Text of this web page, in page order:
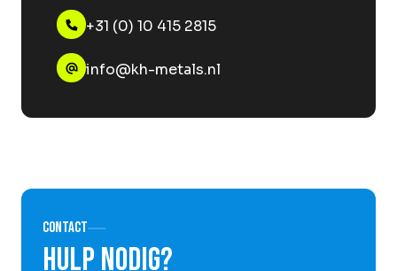
+31 (0) 10 415 2815
info@kh-metals.nl
Contact
Hulp nodig?